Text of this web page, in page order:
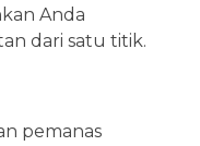
Anda
dari satu titik.
pemanas